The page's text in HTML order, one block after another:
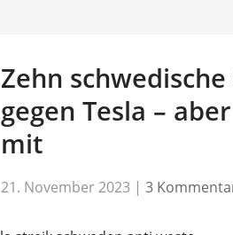
Zehn
gegen Tesla –
mit
21. November 2023 | 3